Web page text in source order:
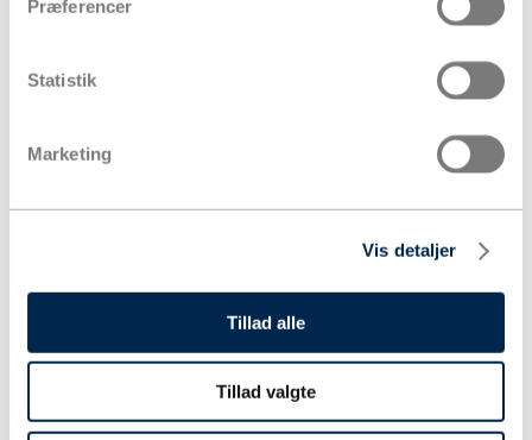
Præferencer
Statistik
Marketing
Vis detaljer
Tillad alle
Tillad valgte